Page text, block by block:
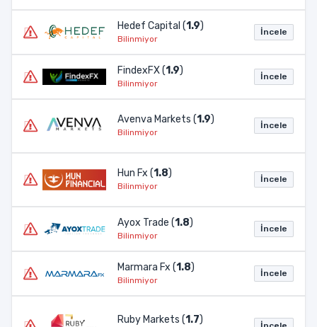
Hedef Capital (1.9)
Bilinmiyor
İncele
FindexFX (1.9)
Bilinmiyor
İncele
Avenva Markets (1.9)
Bilinmiyor
İncele
Hun Fx (1.8)
Bilinmiyor
İncele
Ayox Trade (1.8)
Bilinmiyor
İncele
Marmara Fx (1.8)
Bilinmiyor
İncele
Ruby Markets (1.7)